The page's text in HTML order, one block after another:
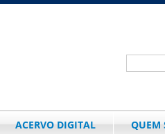
ACERVO DIGITAL QUEM